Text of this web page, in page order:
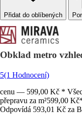
Obklad metro
5(1 Hodnocení)
cenu — 599,00 Kč *
přepravu za m²599,00 Kč
Odpovídá 593,01 Kč za